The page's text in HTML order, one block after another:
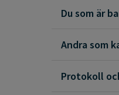
Du som är
Andra som
Protokoll